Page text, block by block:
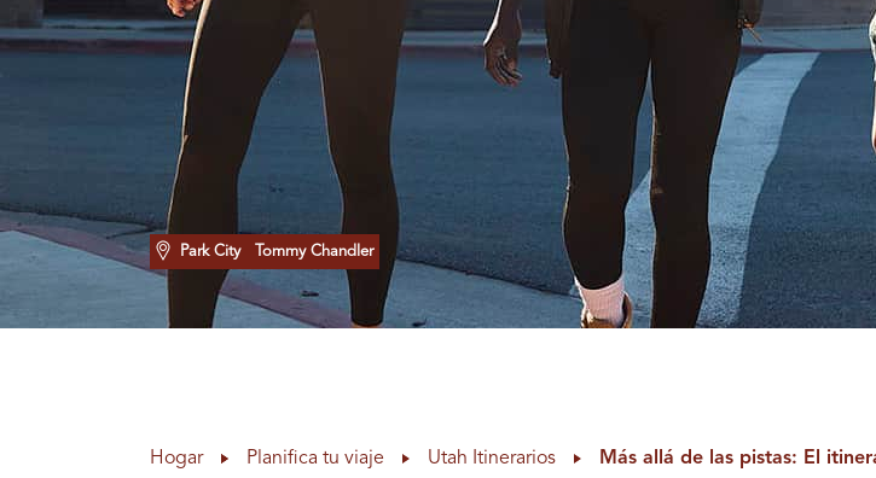
Park City Tommy Chandler
Hogar Planifica tu viaje Utah Itinerarios Más allá de las pistas: El